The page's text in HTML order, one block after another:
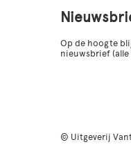
Op de hoogte
nieuwsbrief
© Uitgeverij